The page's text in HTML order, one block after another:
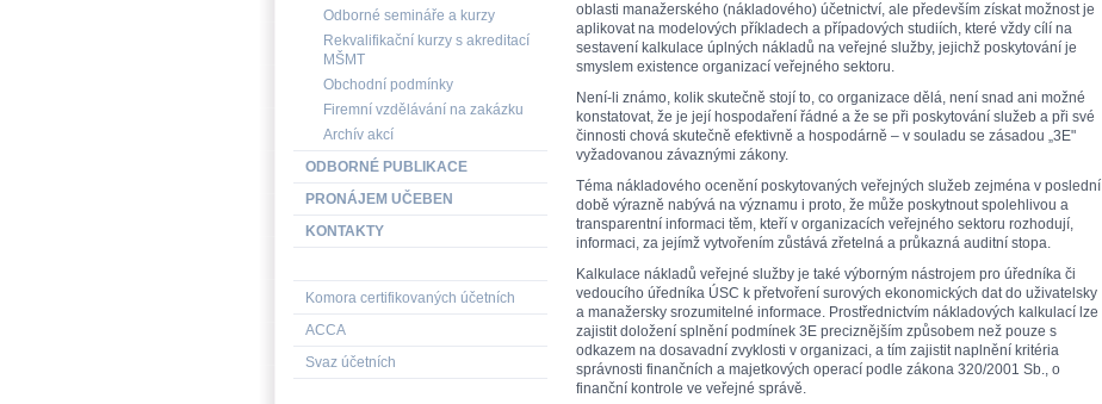
oblasti manažerského (nákladového) účetnictví, ale především získat možnost je
aplikovat na modelových příkladech a případových studiích, které vždy cílí na
sestavení kalkulace úplných nákladů na veřejné služby, jejichž poskytování je
smyslem existence organizací veřejného sektoru.
Není-li známo, kolik skutečně stojí to, co organizace dělá, není snad ani možné
konstatovat, že je její hospodaření řádné a že se při poskytování služeb a při své
činnosti chová skutečně efektivně a hospodárně – v souladu se zásadou „3E"
vyžadovanou závaznými zákony.
Téma nákladového ocenění poskytovaných veřejných služeb zejména v poslední
době výrazně nabývá na významu i proto, že může poskytnout spolehlivou a
transparentní informaci těm, kteří v organizacích veřejného sektoru rozhodují,
informaci, za jejímž vytvořením zůstává zřetelná a průkazná auditní stopa.
Kalkulace nákladů veřejné služby je také výborným nástrojem pro úředníka či
vedoucího úředníka ÚSC k přetvoření surových ekonomických dat do uživatelsky
a manažersky srozumitelné informace. Prostřednictvím nákladových kalkulací lze
zajistit doložení splnění podmínek 3E preciznějším způsobem než pouze s
odkazem na dosavadní zvyklosti v organizaci, a tím zajistit naplnění kritéria
správnosti finančních a majetkových operací podle zákona 320/2001 Sb., o
finanční kontrole ve veřejné správě.
Odborné semináře a kurzy
Rekvalifikační kurzy s akreditací
MŠMT
Obchodní podmínky
Firemní vzdělávání na zakázku
Archív akcí
ODBORNÉ PUBLIKACE
PRONÁJEM UČEBEN
KONTAKTY
Komora certifikovaných účetních
ACCA
Svaz účetních